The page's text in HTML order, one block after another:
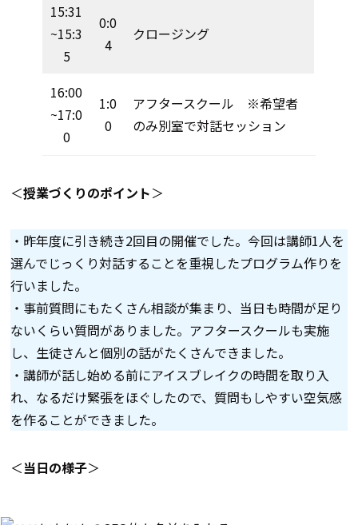
15:31
~15:3
5
0:0
4
クロージング
16:00
~17:0
0
1:0
0
アフタースクール ※希望者
のみ別室で対話セッション
＜授業づくりのポイント＞
・昨年度に引き続き2回目の開催でした。今回は講師1人を
選んでじっくり対話することを重視したプログラム作りを
行いました。
・事前質問にもたくさん相談が集まり、当日も時間が足り
ないくらい質問がありました。アフタースクールも実施
し、生徒さんと個別の話がたくさんできました。
・講師が話し始める前にアイスブレイクの時間を取り入
れ、なるだけ緊張をほぐしたので、質問もしやすい空気感
を作ることができました。
＜当日の様子＞